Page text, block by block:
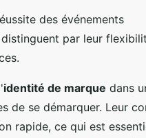
des événements
par leur
identité de marque dans
de se démarquer. Leur
rapide, ce qui est